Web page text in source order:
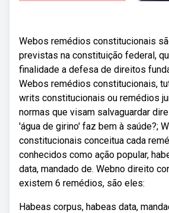
Webos remédios constitucionais
previstas na constituição federal,
finalidade a defesa de direitos
Webos remédios constitucionais,
writs constitucionais ou remédios
normas que visam salvaguardar
'água de girino' faz bem à saúde?;
constitucionais conceitua cada
conhecidos como ação popular,
data, mandado de. Webno direito
existem 6 remédios, são eles:
Habeas corpus, habeas data,